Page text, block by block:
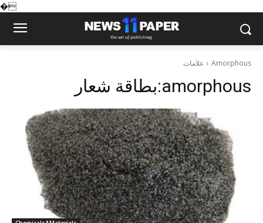
�
علامات Amorphous
بطاقة شعار:amorphous